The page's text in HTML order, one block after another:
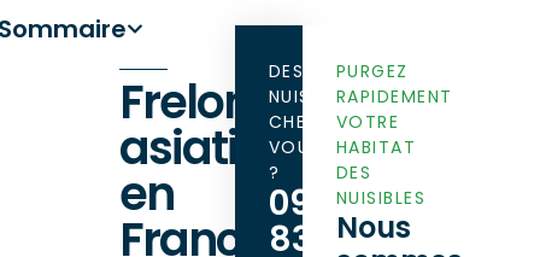
Frelons
asiatiques
en
France
DES
NUISIBLES
CHEZ
VOUS
?
09
83
PURGEZ
RAPIDEMENT
VOTRE
HABITAT
DES
NUISIBLES
Nous